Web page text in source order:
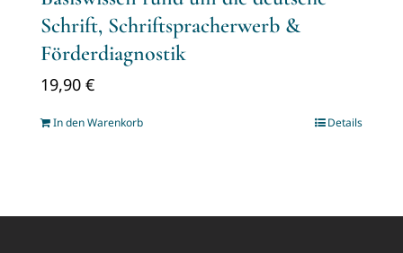
Schrift, Schriftspracherwerb &
Förderdiagnostik
19,90 €
In den Warenkorb Details